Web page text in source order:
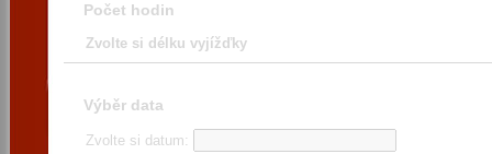
Počet hodin
Zvolte si délku vyjížďky
Výběr data
Zvolte si datum: